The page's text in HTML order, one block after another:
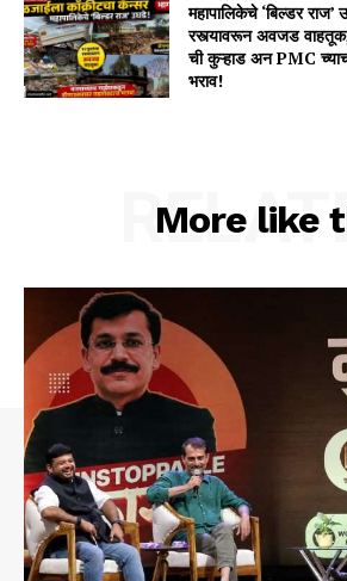
महापालिकेचे ‘बिल्डर
रस्त्यावरून अवजड
ची कुऱ्हाड अन PMC
भराव!
More like